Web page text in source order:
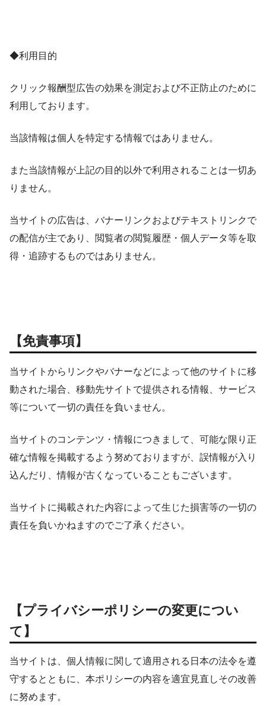
◆利用目的
クリック報酬型広告の効果を測定および不正防止のために
利用しております。
当該情報は個人を特定する情報ではありません。
また当該情報が上記の目的以外で利用されることは一切あ
りません。
当サイトの広告は、バナーリンクおよびテキストリンクで
の配信が主であり、閲覧者の閲覧履歴・個人データ等を取
得・追跡するものではありません。
【免責事項】
当サイトからリンクやバナーなどによって他のサイトに移
動された場合、移動先サイトで提供される情報、サービス
等について一切の責任を負いません。
当サイトのコンテンツ・情報につきまして、可能な限り正
確な情報を掲載するよう努めておりますが、誤情報が入り
込んだり、情報が古くなっていることもございます。
当サイトに掲載された内容によって生じた損害等の一切の
責任を負いかねますのでご了承ください。
【プライバシーポリシーの変更につい
て】
当サイトは、個人情報に関して適用される日本の法令を遵
守するとともに、本ポリシーの内容を適宜見直しその改善
に努めます。